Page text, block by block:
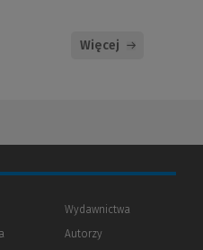
Więcej
Wydawnictwa
Autorzy